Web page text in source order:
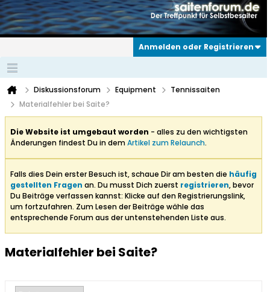
Anmelden oder Registrieren
Diskussionsforum Equipment
Tennissaiten
Materialfehler bei Saite?
Die Website ist umgebaut worden - alles zu den wichtigsten
Änderungen findest Du in demArtikel zum Relaunch.
Falls dies Dein erster Besuch ist, schaue Dir am besten die häufig
gestellten Fragen an. Du musst Dich zuerst registrieren, bevor
Du Beiträge verfassen kannst: Klicke auf den Registrierungslink,
um fortzufahren. Zum Lesen der Beiträge wähle das
entsprechende Forum aus der untenstehenden Liste aus.
Materialfehler bei Saite?